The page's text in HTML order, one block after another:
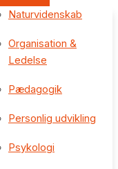
Naturvidenskab
Organisation &
Ledelse
Pædagogik
Personlig udvikling
Psykologi